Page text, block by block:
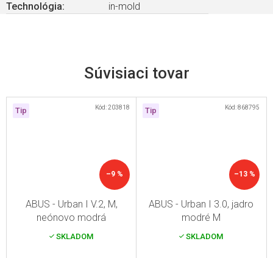
Súvisiaci tovar
Tip
–9 %
ABUS - Urban I V.2, M,
neónovo modrá
SKLADOM
Kód:203818 Tip
–13 %
ABUS - Urban I 3.0, jadro
modré M
SKLADOM
Kód:868795
Technológia: in-mold